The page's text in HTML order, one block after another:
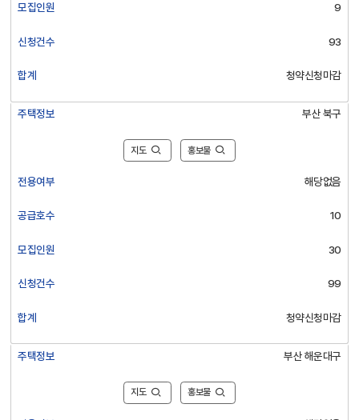
모집인원 9
신청건수 93
합계 청약신청마감
주택정보 부산 북구
지도 홍보물
전용여부 해당없음
공급호수 10
모집인원 30
신청건수 99
합계 청약신청마감
주택정보 부산 해운대구
지도 홍보물